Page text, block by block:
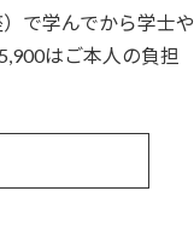
で学んでから学士や
はご本人の負担